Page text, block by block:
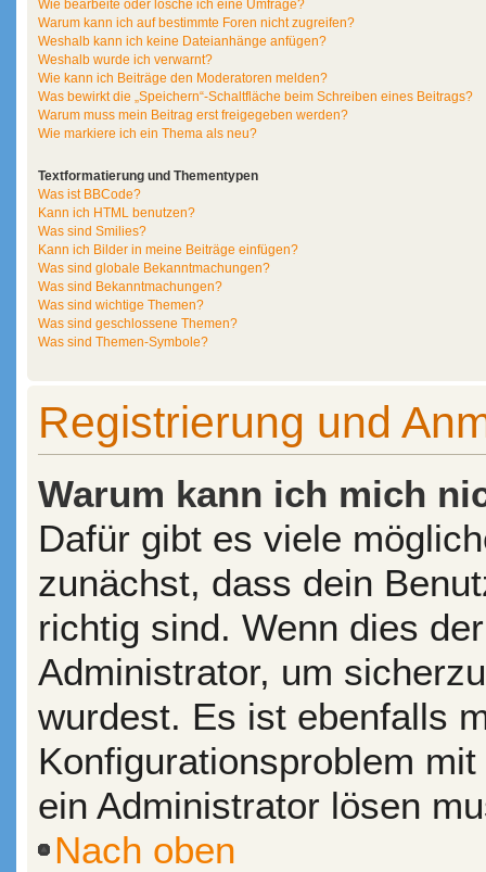
Wie bearbeite oder lösche ich eine Umfrage?
Warum kann ich auf bestimmte Foren nicht zugreifen?
Weshalb kann ich keine Dateianhänge anfügen?
Weshalb wurde ich verwarnt?
Wie kann ich Beiträge den Moderatoren melden?
Was bewirkt die „Speichern“-Schaltfläche beim Schreiben eines Beitrags?
Warum muss mein Beitrag erst freigegeben werden?
Wie markiere ich ein Thema als neu?
Textformatierung und Thementypen
Was ist BBCode?
Kann ich HTML benutzen?
Was sind Smilies?
Kann ich Bilder in meine Beiträge einfügen?
Was sind globale Bekanntmachungen?
Was sind Bekanntmachungen?
Was sind wichtige Themen?
Was sind geschlossene Themen?
Was sind Themen-Symbole?
Registrierung und
Warum kann ich mich
Dafür gibt es viele
zunächst, dass dein
richtig sind. Wenn dies
Administrator, um
wurdest. Es ist ebenfalls
Konfigurationsproblem
ein Administrator lösen
Nach oben